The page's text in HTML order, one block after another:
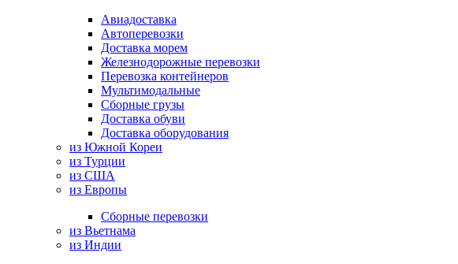
Авиадоставка
Автоперевозки
Доставка морем
Железнодорожные перевозки
Перевозка контейнеров
Мультимодальные
Сборные грузы
Доставка обуви
Доставка оборудования
из Южной Кореи
из Турции
из США
из Европы
Сборные перевозки
из Вьетнама
из Индии